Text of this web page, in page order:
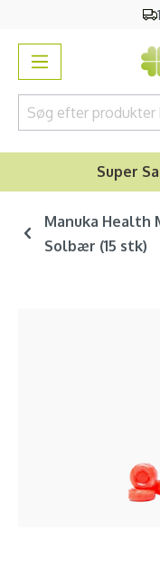
Super
Manuka Health
Solbær (15 stk)